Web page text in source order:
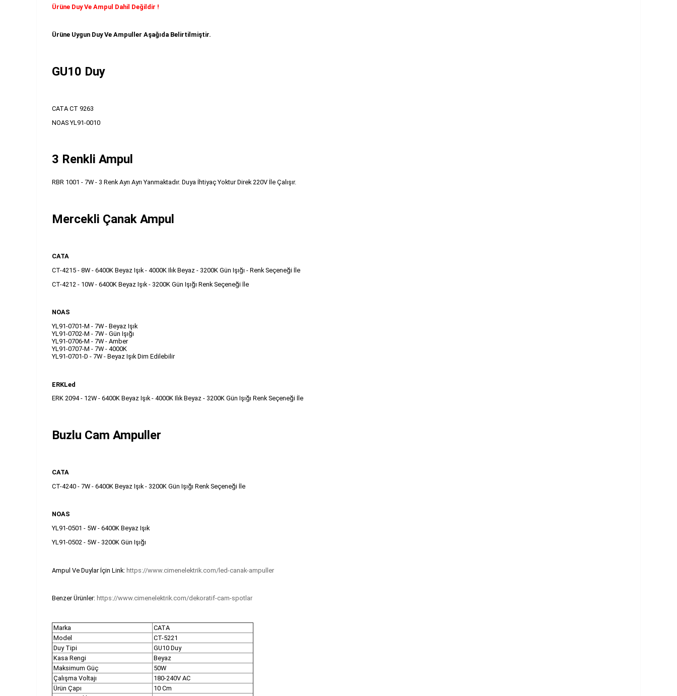
Ürüne Duy Ve Ampul Dahil Değildir !
Ürüne Uygun Duy Ve Ampuller Aşağıda Belirtilmiştir.
GU10 Duy
CATA CT 9263
NOAS YL91-0010
3 Renkli Ampul
RBR 1001 - 7W - 3 Renk Ayrı Ayrı Yanmaktadır. Duya İhtiyaç Yoktur Direk 220V İle Çalışır.
Mercekli Çanak Ampul
CATA
CT-4215 - 8W - 6400K Beyaz Işık - 4000K Ilık Beyaz - 3200K Gün Işığı - Renk Seçeneği İle
CT-4212 - 10W - 6400K Beyaz Işık - 3200K Gün Işığı Renk Seçeneği İle
NOAS
YL91-0701-M - 7W - Beyaz Işık
YL91-0702-M - 7W - Gün Işığı
YL91-0706-M - 7W - Amber
YL91-0707-M - 7W - 4000K
YL91-0701-D - 7W - Beyaz Işık Dim Edilebilir
ERKLed
ERK 2094 - 12W - 6400K Beyaz Işık - 4000K Ilık Beyaz - 3200K Gün Işığı Renk Seçeneği İle
Buzlu Cam Ampuller
CATA
CT-4240 - 7W - 6400K Beyaz Işık - 3200K Gün Işığı Renk Seçeneği İle
NOAS
YL91-0501 - 5W - 6400K Beyaz Işık
YL91-0502 - 5W - 3200K Gün Işığı
Ampul Ve Duylar İçin Link: https://www.cimenelektrik.com/led-canak-ampuller
Benzer Ürünler: https://www.cimenelektrik.com/dekoratif-cam-spotlar
Marka
CATA
Model
CT-5221
Duy Tipi
GU10 Duy
Kasa Rengi
Beyaz
Maksimum Güç
50W
Çalışma Voltajı
180-240V AC
Ürün Çapı
10 Cm